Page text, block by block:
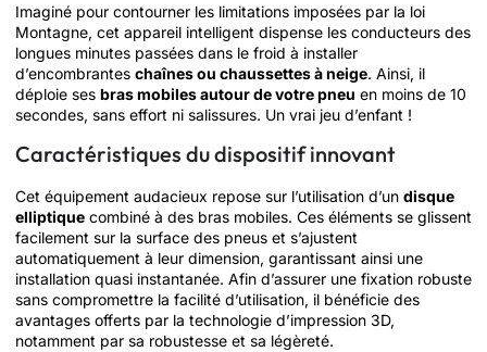
Imaginé pour contourner les limitations imposées par la loi
Montagne, cet appareil intelligent dispense les conducteurs des
longues minutes passées dans le froid à installer
d’encombrantes chaînes ou chaussettes à neige. Ainsi, il
déploie ses bras mobiles autour de votre pneu en moins de 10
secondes, sans effort ni salissures. Un vrai jeu d’enfant !
Caractéristiques du dispositif innovant
Cet équipement audacieux repose sur l’utilisation d’un disque
elliptique combiné à des bras mobiles. Ces éléments se glissent
facilement sur la surface des pneus et s’ajustent
automatiquement à leur dimension, garantissant ainsi une
installation quasi instantanée. Afin d’assurer une fixation robuste
sans compromettre la facilité d’utilisation, il bénéficie des
avantages offerts par la technologie d’impression 3D,
notamment par sa robustesse et sa légèreté.